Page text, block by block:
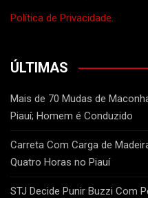
Política de Privacidade.
ÚLTIMAS
Mais de 70 Mudas de
Piauí; Homem é Conduzido
Carreta Com Carga de
Quatro Horas no Piauí
STJ Decide Punir Buzzi Com